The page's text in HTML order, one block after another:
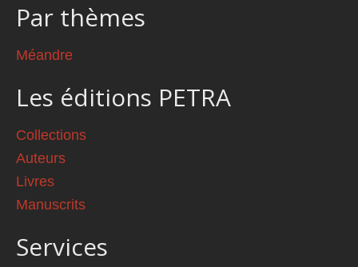
Par thèmes
Méandre
Les éditions PETRA
Collections
Auteurs
Livres
Manuscrits
Services